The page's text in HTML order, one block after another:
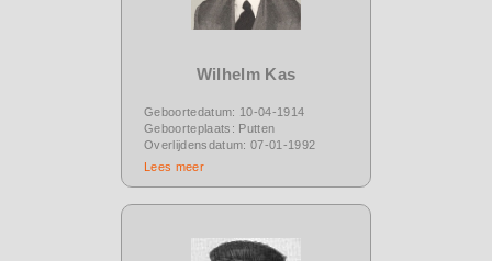
Wilhelm Kas
Geboortedatum: 10-04-1914
Geboorteplaats: Putten
Overlijdensdatum: 07-01-1992
Lees meer